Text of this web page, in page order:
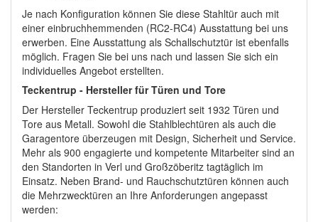
Je nach Konfiguration können Sie diese Stahltür auch mit
einer einbruchhemmenden (RC2-RC4) Ausstattung bei uns
erwerben. Eine Ausstattung als Schallschutztür ist ebenfalls
möglich. Fragen Sie bei uns nach und lassen Sie sich ein
individuelles Angebot erstellten.
Teckentrup - Hersteller für Türen und Tore
Der Hersteller Teckentrup produziert seit 1932 Türen und
Tore aus Metall. Sowohl die Stahlblechtüren als auch die
Garagentore überzeugen mit Design, Sicherheit und Service.
Mehr als 900 engagierte und kompetente Mitarbeiter sind an
den Standorten in Verl und Großzöberitz tagtäglich im
Einsatz. Neben Brand- und Rauchschutztüren können auch
die Mehrzwecktüren an Ihre Anforderungen angepasst
werden: